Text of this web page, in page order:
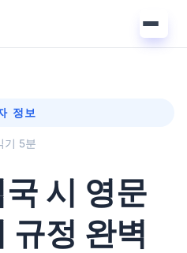
정보
기 5분
시 영문
규정 완벽